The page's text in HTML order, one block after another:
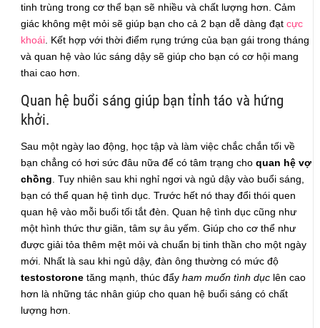
tinh trùng trong cơ thể bạn sẽ nhiều và chất lượng hơn. Cảm
giác không mệt mỏi sẽ giúp bạn cho cả 2 bạn dễ dàng đạtcực
khoái . Kết hợp với thời điểm rụng trứng của bạn gái trong tháng
và quan hệ vào lúc sáng dậy sẽ giúp cho bạn có cơ hội mang
thai cao hơn.
Quan hệ buổi sáng giúp bạn tỉnh táo và hứng
khởi.
Sau một ngày lao động, học tập và làm việc chắc chắn tối về
bạn chẳng có hơi sức đâu nữa để có tâm trạng choquan hệ vợ
chồng . Tuy nhiên sau khi nghỉ ngơi và ngủ dậy vào buổi sáng,
bạn có thể quan hệ tình dục. Trước hết nó thay đổi thói quen
quan hệ vào mỗi buổi tối tắt đèn. Quan hệ tình dục cũng như
một hình thức thư giãn, tâm sự âu yếm. Giúp cho cơ thể như
được giải tỏa thêm mệt mỏi và chuẩn bị tinh thần cho một ngày
mới. Nhất là sau khi ngủ dậy, đàn ông thường có mức độ
testostorone tăng mạnh, thúc đẩyham muốn tình dục lên cao
hơn là những tác nhân giúp cho quan hệ buổi sáng có chất
lượng hơn.